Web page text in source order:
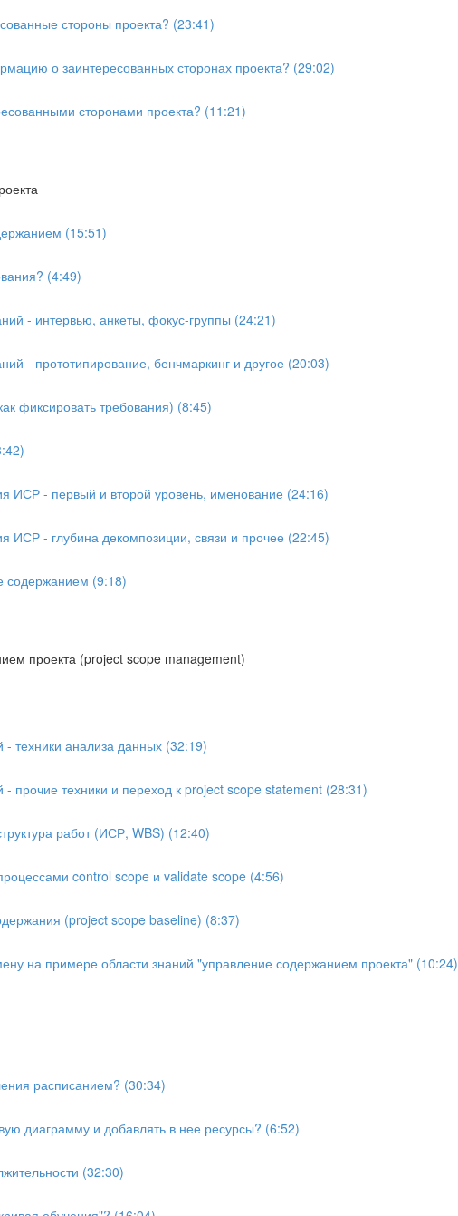
стороны проекта? (23:41)
о заинтересованных сторонах проекта? (29:02)
сторонами проекта? (11:21)
(15:51)
(4:49)
- интервью, анкеты, фокус-группы (24:21)
- прототипирование, бенчмаркинг и другое (20:03)
фиксировать требования) (8:45)
ИСР - первый и второй уровень, именование (24:16)
ИСР - глубина декомпозиции, связи и прочее (22:45)
(9:18)
проекта (project scope management)
- техники анализа данных (32:19)
- прочие техники и переход к project scope statement (28:31)
работ (ИСР, WBS) (12:40)
control scope и validate scope (4:56)
(project scope baseline) (8:37)
на примере области знаний "управление содержанием проекта" (10:24)
расписанием? (30:34)
диаграмму и добавлять в нее ресурсы? (6:52)
(32:30)